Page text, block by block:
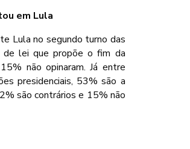
em Lula
Lula no segundo turno das
lei que propõe o fim da
não opinaram. Já entre
presidenciais, 53% são a
são contrários e 15% não